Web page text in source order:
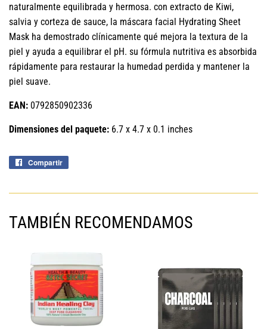
naturalmente equilibrada y hermosa. con extracto de Kiwi,
salvia y corteza de sauce, la máscara facial Hydrating Sheet
Mask ha demostrado clínicamente qué mejora la textura de la
piel y ayuda a equilibrar el pH. su fórmula nutritiva es absorbida
rápidamente para restaurar la humedad perdida y mantener la
piel suave.
EAN: 0792850902336
Dimensiones del paquete: 6.7 x 4.7 x 0.1 inches
Compartir
TAMBIÉN RECOMENDAMOS